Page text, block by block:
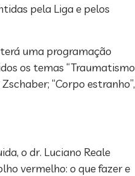
pela Liga e pelos
uma programação
os temas “Traumatismo
“Corpo estranho”,
o dr. Luciano Reale
vermelho: o que fazer e